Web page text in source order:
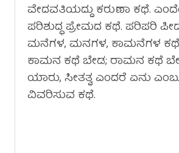
ವೇದವತಿಯದ್ದು ಕರುಣಾ ಕಥೆ.
ಪರಿಶುದ್ಧ ಪ್ರೇಮದ ಕಥೆ. ಪರಿಪರಿ
ಮನೆಗಳ, ಮನಗಳ, ಕಾಮನೆಗಳ
ಕಾಮನ ಕಥೆ ಬೇಡ; ರಾಮನ ಕಥೆ
ಯಾರು, ಸೀತತ್ವ ಎಂದರೆ ಏನು
ವಿವರಿಸುವ ಕಥೆ.